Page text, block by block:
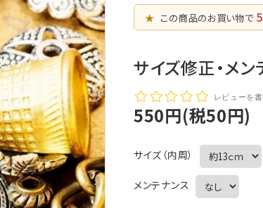
マ行5月誕生石 6月誕生石
9月誕生石 恋愛・結婚・愛情 幸運系
和】
智】
★ この商品のお買い物で 5
サイズ修正・メン
レビューを書
550円(税50円)
サイズ（内周）
メンテナンス